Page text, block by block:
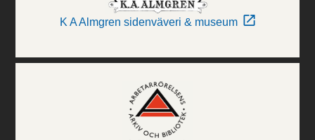
K A Almgren sidenväveri & museum